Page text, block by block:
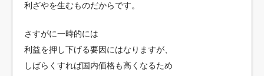
利ざやを生むものだからです。
さすがに一時的には
利益を押し下げる要因にはなりますが、
しばらくすれば国内価格も高くなるため